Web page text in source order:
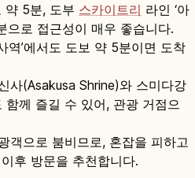
약 5분, 도부 스카이트리 라인 ‘아
으로 접근성이 매우 좋습니다.
역’에서도 도보 약 5분이면 도착
사(Asakusa Shrine)와 스미다강
함께 즐길 수 있어, 관광 거점으
객으로 붐비므로, 혼잡을 피하고
후 방문을 추천합니다.